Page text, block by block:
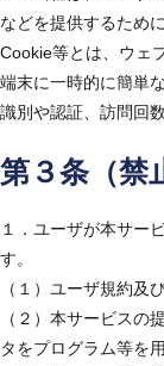
などを提供するため
Cookie等とは、ウェ
端末に一時的に簡単
識別や認証、訪問回
第３条（禁
１．ユーザが本サー
す。
（１）ユーザ規約及
（２）本サービスの
タをプログラム等を